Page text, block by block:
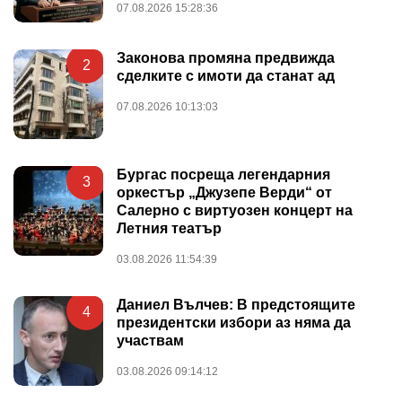
07.08.2026 15:28:36
2
Законова промяна предвижда
сделките с имоти да станат ад
07.08.2026 10:13:03
3
Бургас посреща легендарния
оркестър „Джузепе Верди“ от
Салерно с виртуозен концерт на
Летния театър
03.08.2026 11:54:39
4
Даниел Вълчев: В предстоящите
президентски избори аз няма да
участвам
03.08.2026 09:14:12